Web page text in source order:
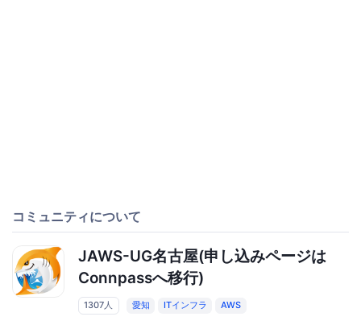
コミュニティについて
JAWS-UG名古屋(申し込みページは
Connpassへ移行)
1307人 愛知 ITインフラ AWS